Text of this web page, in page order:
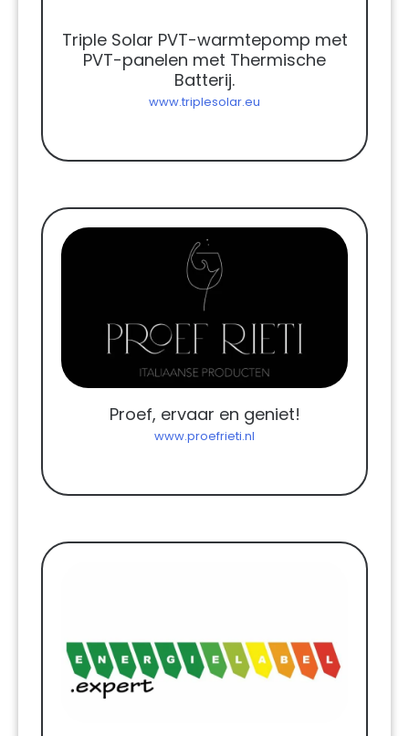
Triple Solar PVT-warmtepomp met
PVT-panelen met Thermische
Batterij.
www.triplesolar.eu
Proef, ervaar en geniet!
www.proefrieti.nl